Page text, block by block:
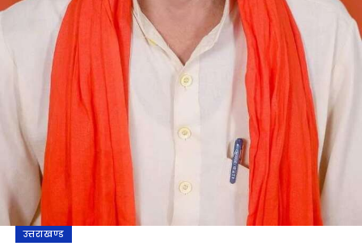
उत्तराखण्ड